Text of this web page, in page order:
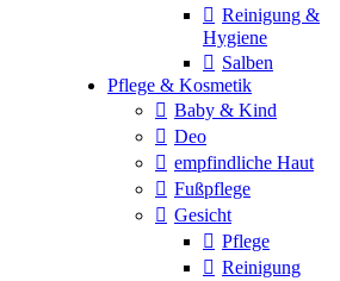
Reinigung &
Hygiene
Salben
Pflege & Kosmetik
Baby & Kind
Deo
empfindliche Haut
Fußpflege
Gesicht
Pflege
Reinigung